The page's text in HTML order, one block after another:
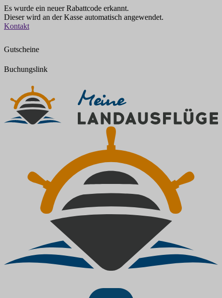
Es wurde ein neuer Rabattcode erkannt.
Dieser wird an der Kasse automatisch angewendet.
Zum
Kontakt
Gutscheine
Buchungslink